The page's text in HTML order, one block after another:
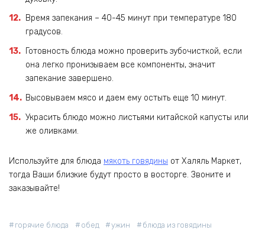
Время запекания – 40-45 минут при температуре 180
градусов.
Готовность блюда можно проверить зубочисткой, если
она легко пронизываем все компоненты, значит
запекание завершено.
Высовываем мясо и даем ему остыть еще 10 минут.
Украсить блюдо можно листьями китайской капусты или
же оливками.
Используйте для блюда мякоть говядины от Халяль Маркет,
тогда Ваши близкие будут просто в восторге. Звоните и
заказывайте!
горячие блюда обед ужин
блюда из говядины